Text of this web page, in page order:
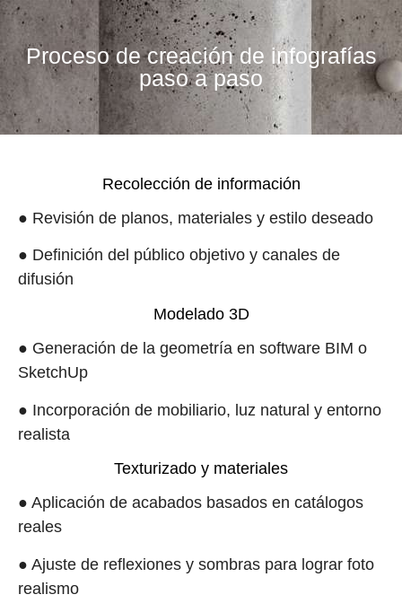
Proceso de creación de infografías
paso a paso
Recolección de información
● Revisión de planos, materiales y estilo deseado
● Definición del público objetivo y canales de
difusión
Modelado 3D
● Generación de la geometría en software BIM o
SketchUp
● Incorporación de mobiliario, luz natural y entorno
realista
Texturizado y materiales
● Aplicación de acabados basados en catálogos
reales
● Ajuste de reflexiones y sombras para lograr foto
realismo